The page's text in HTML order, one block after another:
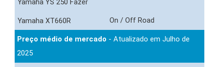
On / Off Road
Preço médio de mercado - Atualizado em Julho de
2025